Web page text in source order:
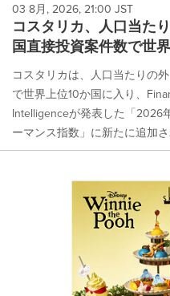
03 8月, 2026, 21:00 JST
コスタリカ、人口当た
国直接投資案件数で世
コスタリカは、人口当たりの
で世界上位10か国に入り、
Intelligenceが発表した「2026
ーマンス指数」に新たに追加